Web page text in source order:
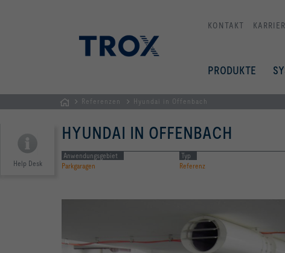
KONTAKT
PRODUKTE
Referenzen Hyundai in Offenbach
Help Desk
HYUNDAI IN OFFENBACH
Anwendungsgebiet
Parkgaragen
Typ
Referenz